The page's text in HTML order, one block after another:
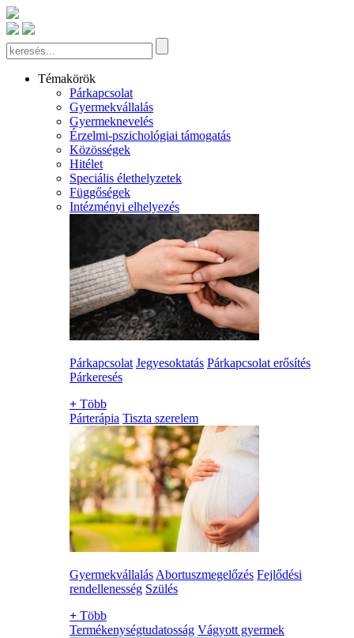
Témakörök
Párkapcsolat
Gyermekvállalás
Gyermeknevelés
Érzelmi-pszichológiai támogatás
Közösségek
Hitélet
Speciális élethelyzetek
Függőségek
Intézményi elhelyezés
Párkapcsolat Jegyesoktatás Párkapcsolat erősítés
Párkeresés
+ Több
Párterápia Tiszta szerelem
Gyermekvállalás Abortuszmegelőzés Fejlődési
rendellenesség Szülés
+ Több
Termékenységtudatosság Vágyott gyermek